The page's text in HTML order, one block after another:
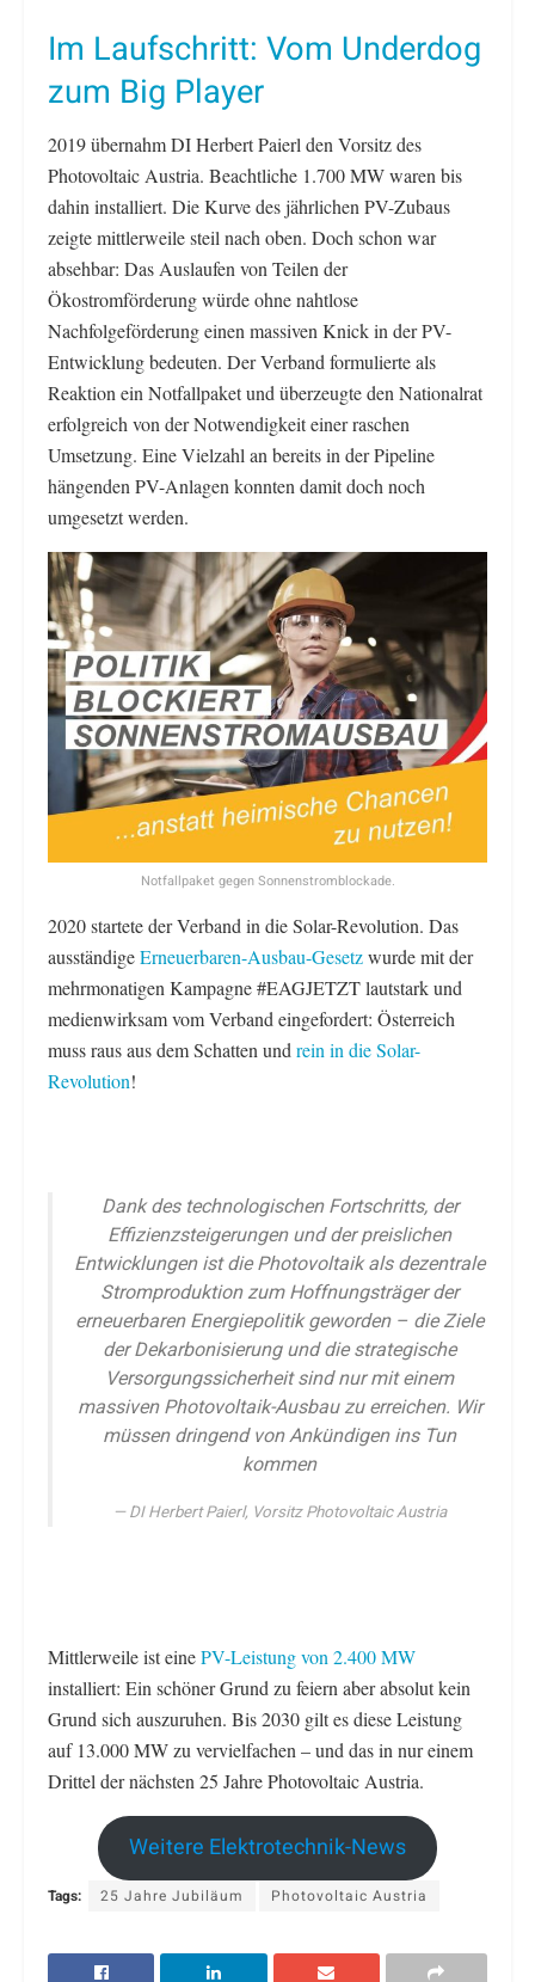
Im Laufschritt: Vom Underdog
zum Big Player
2019 übernahm DI Herbert Paierl den Vorsitz des
Photovoltaic Austria. Beachtliche 1.700 MW waren bis
dahin installiert. Die Kurve des jährlichen PV-Zubaus
zeigte mittlerweile steil nach oben. Doch schon war
absehbar: Das Auslaufen von Teilen der
Ökostromförderung würde ohne nahtlose
Nachfolgeförderung einen massiven Knick in der PV-
Entwicklung bedeuten. Der Verband formulierte als
Reaktion ein Notfallpaket und überzeugte den Nationalrat
erfolgreich von der Notwendigkeit einer raschen
Umsetzung. Eine Vielzahl an bereits in der Pipeline
hängenden PV-Anlagen konnten damit doch noch
umgesetzt werden.
Notfallpaket gegen Sonnenstromblockade.
2020 startete der Verband in die Solar-Revolution. Das
ausständigeErneuerbaren-Ausbau-Gesetzwurde mit der
mehrmonatigen Kampagne #EAGJETZT lautstark und
medienwirksam vom Verband eingefordert: Österreich
muss raus aus dem Schatten undrein in die Solar-
Revolution!
Dank des technologischen Fortschritts, der
Effizienzsteigerungen und der preislichen
Entwicklungen ist die Photovoltaik als dezentrale
Stromproduktion zum Hoffnungsträger der
erneuerbaren Energiepolitik geworden – die Ziele
der Dekarbonisierung und die strategische
Versorgungssicherheit sind nur mit einem
massiven Photovoltaik-Ausbau zu erreichen. Wir
müssen dringend von Ankündigen ins Tun
kommen
DI Herbert Paierl, Vorsitz Photovoltaic Austria
Mittlerweile ist einePV-Leistung von 2.400 MW
installiert: Ein schöner Grund zu feiern aber absolut kein
Grund sich auszuruhen. Bis 2030 gilt es diese Leistung
auf 13.000 MW zu vervielfachen – und das in nur einem
Drittel der nächsten 25 Jahre Photovoltaic Austria.
Weitere Elektrotechnik-News
Tags: 25 Jahre Jubiläum Photovoltaic Austria